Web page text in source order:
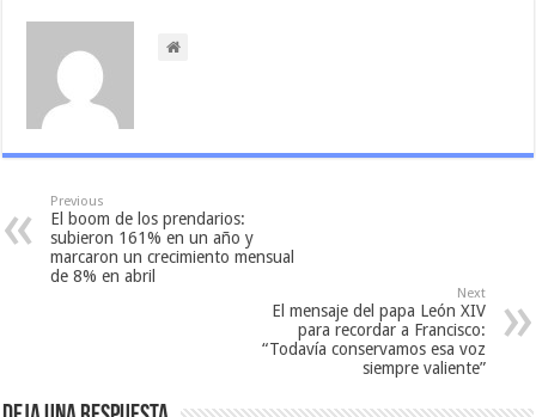
Previous
El boom de los prendarios:
subieron 161% en un año y
marcaron un crecimiento mensual
de 8% en abril
Next
El mensaje del papa León XIV
para recordar a Francisco:
“Todavía conservamos esa voz
siempre valiente”